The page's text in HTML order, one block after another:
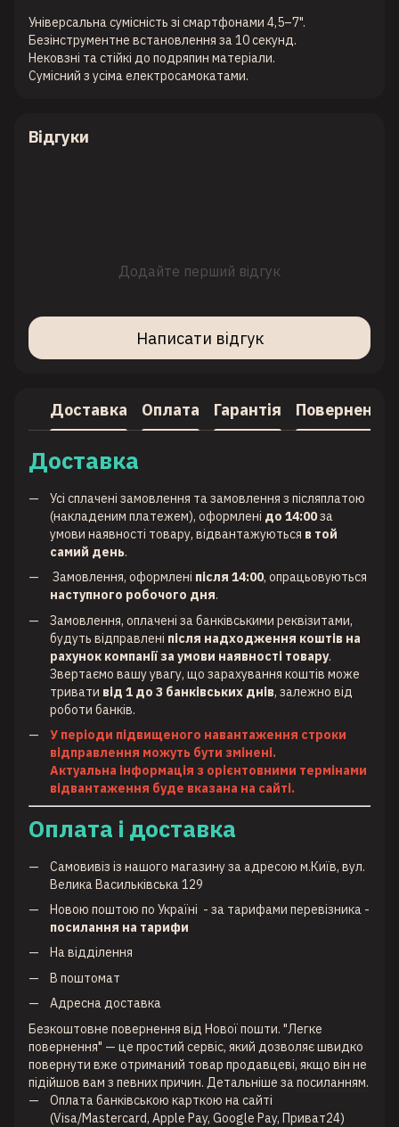
Універсальна сумісність зі смартфонами 4,5–7".
Безінструментне встановлення за 10 секунд.
Нековзні та стійкі до подряпин матеріали.
Сумісний з усіма електросамокатами.
Відгуки
Додайте перший відгук
Написати відгук
Доставка Оплата Гарантія Повернення
Доставка
Усі сплачені замовлення та замовлення з післяплатою
(накладеним платежем), оформлені до 14:00за
умови наявності товару, відвантажуються в той
самий день.
Замовлення, оформлені після 14:00, опрацьовуються
наступного робочого дня.
Замовлення, оплачені за банківськими реквізитами,
будуть відправлені після надходження коштів на
рахунок компанії за умови наявності товару.
Звертаємо вашу увагу, що зарахування коштів може
тривати від 1 до 3 банківських днів, залежно від
роботи банків.
У періоди підвищеного навантаження строки
відправлення можуть бути змінені.
Актуальна інформація з орієнтовними термінами
відвантаження буде вказана на сайті.
Оплата і доставка
Самовивіз із нашого магазину за адресою м.Київ, вул.
Велика Васильківська 129
Новою поштою по Україні - за тарифами перевізника -
посилання на тарифи
На відділення
В поштомат
Адресна доставка
Безкоштовне повернення від Нової пошти. "Легке
повернення" — це простий сервіс, який дозволяє швидко
повернути вже отриманий товар продавцеві, якщо він не
підійшов вам з певних причин. Детальніше за посиланням.
Оплата банківською карткою на сайті
(Visa/Mastercard, Apple Pay, Google Pay, Приват24)